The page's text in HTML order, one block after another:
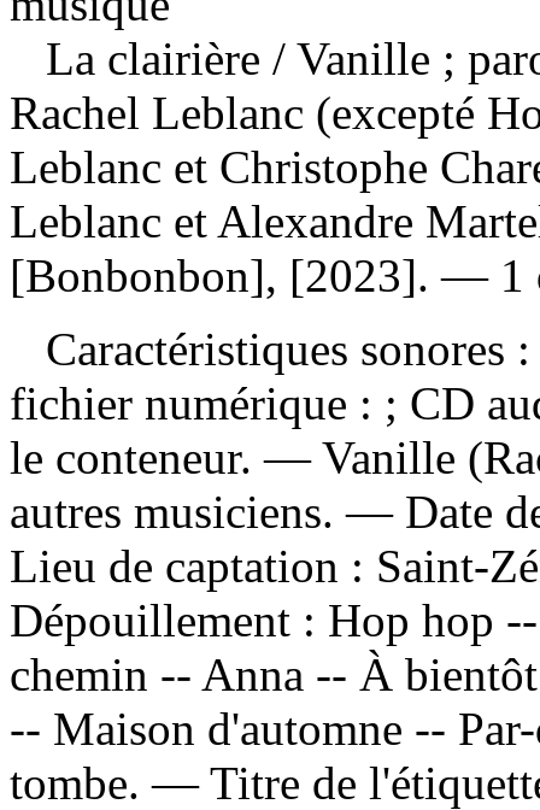
La clairière / Vanille ;
Rachel Leblanc (excepté
Leblanc et Christophe
Leblanc et Alexandre
[Bonbonbon], [2023]. — 1
Caractéristiques sonores
fichier numérique : ; CD
le conteneur. — Vanille
autres musiciens. — Date
Lieu de captation : Saint-
Dépouillement : Hop hop
chemin -- Anna -- À
-- Maison d'automne --
tombe. — Titre de